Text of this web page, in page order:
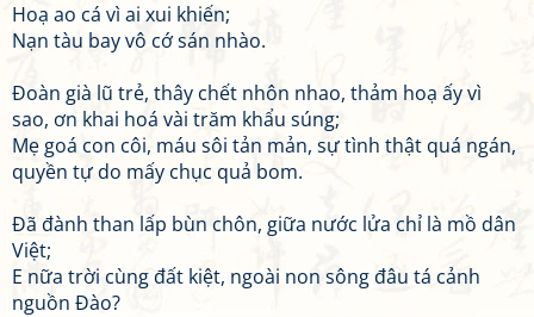
Hoạ ao cá vì ai xui khiến;
Nạn tàu bay vô cớ sán nhào.
Đoàn già lũ trẻ, thây chết nhôn nhao, thảm hoạ ấy vì
sao, ơn khai hoá vài trăm khẩu súng;
Mẹ goá con côi, máu sôi tản mản, sự tình thật quá ngán,
quyền tự do mấy chục quả bom.
Đã đành than lấp bùn chôn, giữa nước lửa chỉ là mồ dân
Việt;
E nữa trời cùng đất kiệt, ngoài non sông đâu tá cảnh
nguồn Đào?